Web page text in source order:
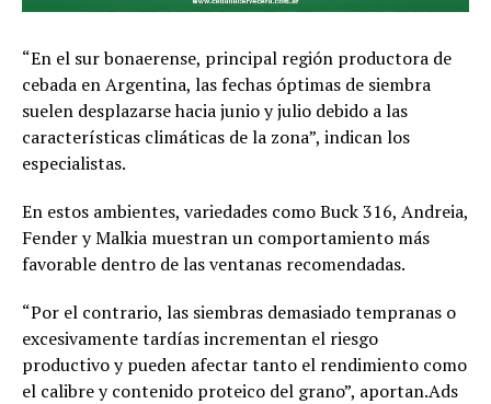
“En el sur bonaerense, principal región productora de
cebada en Argentina, las fechas óptimas de siembra
suelen desplazarse hacia junio y julio debido a las
características climáticas de la zona”, indican los
especialistas.
En estos ambientes, variedades como Buck 316, Andreia,
Fender y Malkia muestran un comportamiento más
favorable dentro de las ventanas recomendadas.
“Por el contrario, las siembras demasiado tempranas o
excesivamente tardías incrementan el riesgo
productivo y pueden afectar tanto el rendimiento como
el calibre y contenido proteico del grano”, aportan.Ads